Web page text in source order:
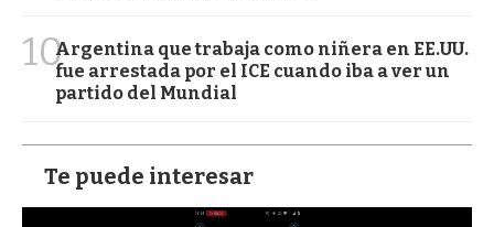
10Argentina que trabaja como niñera en EE.UU.
fue arrestada por el ICE cuando iba a ver un
partido del Mundial
Te puede interesar